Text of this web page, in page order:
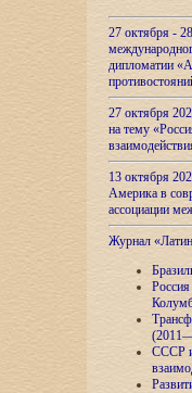
27 октября -
дипломатии
27 октября
на тему
13 октября
Америка в
ассоциации
Журнал
СССР и